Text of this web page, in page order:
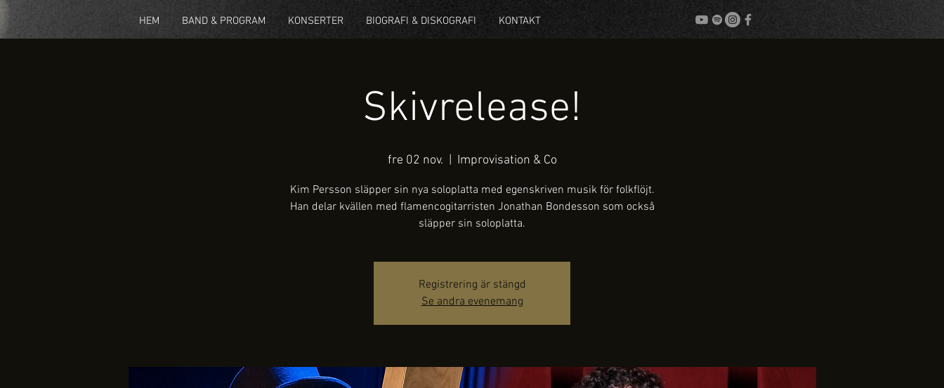
HEM BAND & PROGRAM KONSERTER BIOGRAFI & DISKOGRAFI KONTAKT
Skivrelease!
fre 02 nov. Improvisation & Co
Kim Persson släpper sin nya soloplatta med egenskriven musik för folkflöjt.
Han delar kvällen med flamencogitarristen Jonathan Bondesson som också
släpper sin soloplatta.
Registrering är stängd
Se andra evenemang